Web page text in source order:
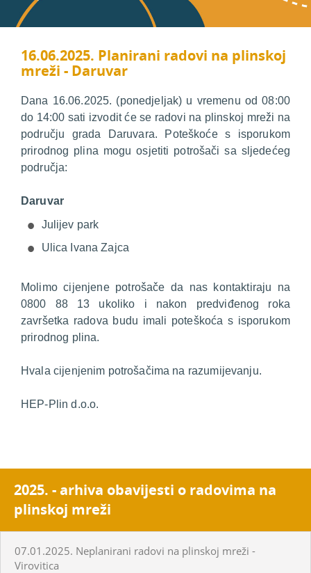
16.06.2025. Planirani radovi na plinskoj
mreži - Daruvar
Dana 16.06.2025. (ponedjeljak) u vremenu od 08:00
do 14:00 sati izvodit će se radovi na plinskoj mreži na
području grada Daruvara. Poteškoće s isporukom
prirodnog plina mogu osjetiti potrošači sa sljedećeg
područja:
Daruvar
Julijev park
Ulica Ivana Zajca
Molimo cijenjene potrošače da nas kontaktiraju na
0800 88 13 ukoliko i nakon predviđenog roka
završetka radova budu imali poteškoća s isporukom
prirodnog plina.
Hvala cijenjenim potrošačima na razumijevanju.
HEP-Plin d.o.o.
2025. - arhiva obavijesti o radovima na
plinskoj mreži
07.01.2025. Neplanirani radovi na plinskoj mreži -
Virovitica